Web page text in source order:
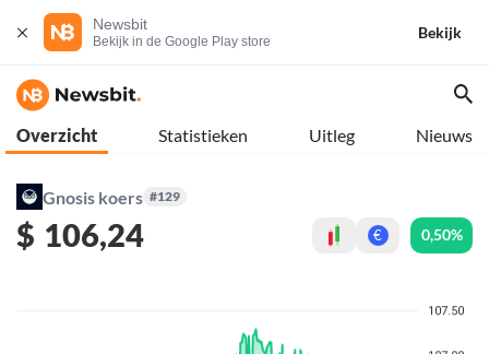
Newsbit
Bekijk in de Google Play store
Bekijk
Overzicht Statistieken Uitleg Nieuws
Gnosis koers #129
$ 106,24 € 0,50%